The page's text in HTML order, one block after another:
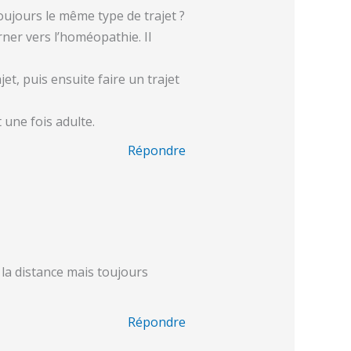
le même type de trajet ?
vers l’homéopathie. Il
puis ensuite faire un trajet
une fois adulte.
Répondre
distance mais toujours
Répondre